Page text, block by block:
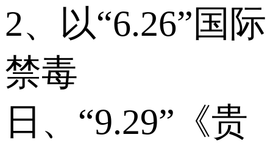
2、以“6.26”国际
禁毒
日、“9.29”《贵